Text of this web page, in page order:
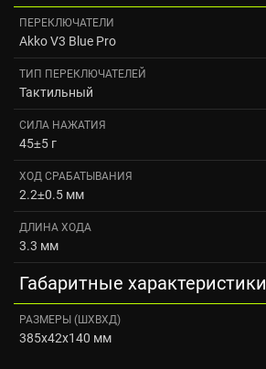
ПЕРЕКЛЮЧАТЕЛИ
Akko V3 Blue Pro
ТИП ПЕРЕКЛЮЧАТЕЛЕЙ
Тактильный
СИЛА НАЖАТИЯ
45±5 г
ХОД СРАБАТЫВАНИЯ
2.2±0.5 мм
ДЛИНА ХОДА
3.3 мм
Габаритные характеристики
РАЗМЕРЫ (ШXВXД)
385x42x140 мм